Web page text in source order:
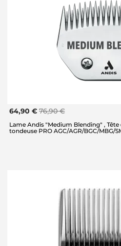
64,90 € 76,90 €
Lame Andis "Medium Blending" ,
tondeuse PRO AGC/AGR/BGC/MBG/